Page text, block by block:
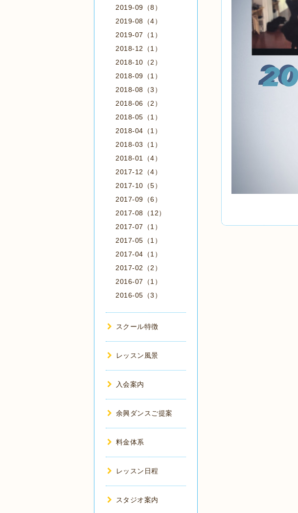
2019-09（8）
2019-08（4）
2019-07（1）
2018-12（1）
2018-10（2）
2018-09（1）
2018-08（3）
2018-06（2）
2018-05（1）
2018-04（1）
2018-03（1）
2018-01（4）
2017-12（4）
2017-10（5）
2017-09（6）
2017-08（12）
2017-07（1）
2017-05（1）
2017-04（1）
2017-02（2）
2016-07（1）
2016-05（3）
スクール特徴
レッスン風景
入会案内
余興ダンスご提案
料金体系
レッスン日程
スタジオ案内